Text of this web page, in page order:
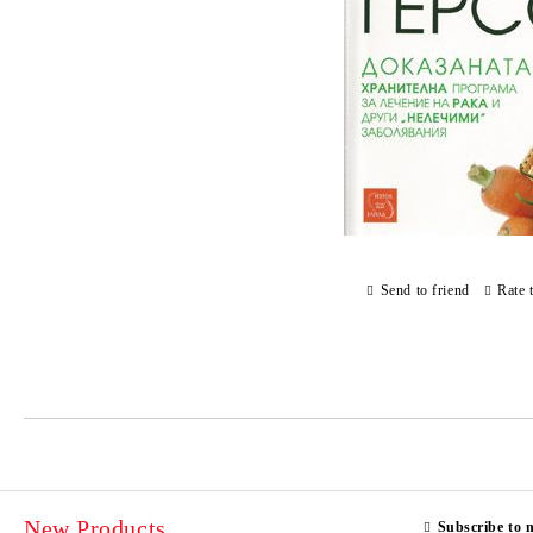
Send to friend Rate
Subscribe to